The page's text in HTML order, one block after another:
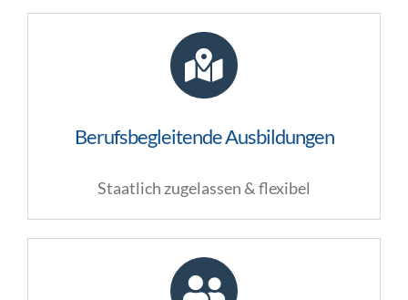
Berufsbegleitende Ausbildungen
Staatlich zugelassen & flexibel